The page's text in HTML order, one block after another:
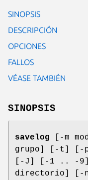
SINOPSIS
DESCRIPCIÓN
OPCIONES
FALLOS
VÉASE TAMBIÉN
SINOPSIS
savelog [-m
grupo] [-t]
[-J] [-1 .. -
directorio] [-